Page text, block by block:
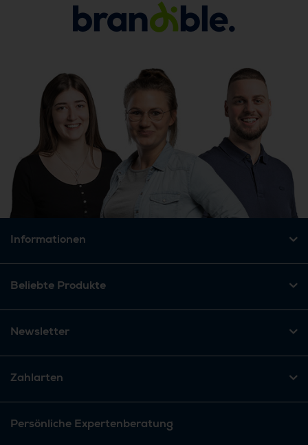
Informationen
Beliebte Produkte
Newsletter
Zahlarten
Persönliche Expertenberatung